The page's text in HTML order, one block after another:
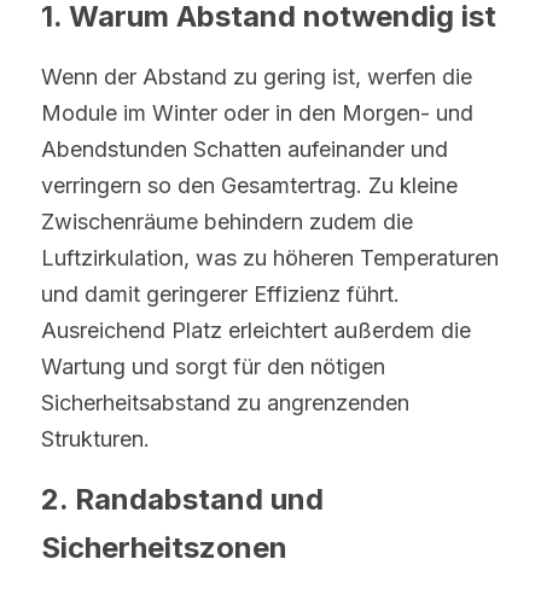
1. Warum Abstand notwendig ist
Wenn der Abstand zu gering ist, werfen die
Module im Winter oder in den Morgen- und
Abendstunden Schatten aufeinander und
verringern so den Gesamtertrag. Zu kleine
Zwischenräume behindern zudem die
Luftzirkulation, was zu höheren Temperaturen
und damit geringerer Effizienz führt.
Ausreichend Platz erleichtert außerdem die
Wartung und sorgt für den nötigen
Sicherheitsabstand zu angrenzenden
Strukturen.
2. Randabstand und
Sicherheitszonen